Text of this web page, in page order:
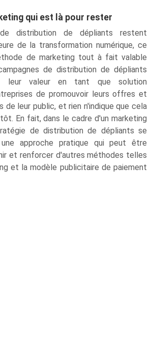
qui est là pour rester
distribution de dépliants restent
de la transformation numérique, ce
de marketing tout à fait valable
de distribution de dépliants
leur valeur en tant que solution
de promouvoir leurs offres et
de leur public, et rien n'indique que cela
En fait, dans le cadre d'un marketing
de distribution de dépliants se
approche pratique qui peut être
et renforcer d'autres méthodes telles
et la modèle publicitaire de paiement